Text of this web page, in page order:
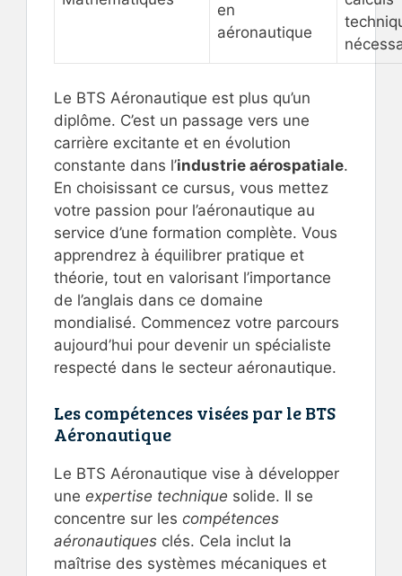
en
aéronautique
Le BTS Aéronautique est plus qu’un
diplôme. C’est un passage vers une
carrière excitante et en évolution
constante dans l’industrie aérospatiale.
En choisissant ce cursus, vous mettez
votre passion pour l’aéronautique au
service d’une formation complète. Vous
apprendrez à équilibrer pratique et
théorie, tout en valorisant l’importance
de l’anglais dans ce domaine
mondialisé. Commencez votre parcours
aujourd’hui pour devenir un spécialiste
respecté dans le secteur aéronautique.
Les compétences visées par le BTS
Aéronautique
Le BTS Aéronautique vise à développer
une expertise technique solide. Il se
concentre sur les compétences
aéronautiques clés. Cela inclut la
maîtrise des systèmes mécaniques et